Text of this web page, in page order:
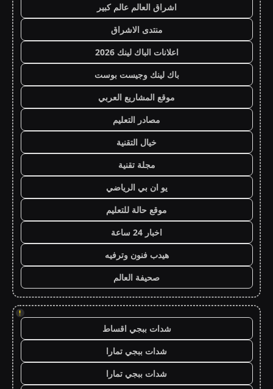
اشراق العالم عالم كبير
منتدى الاشراق
اعلانات الباك لينك 2026
باك لينك وجيست بوست
موقع المشاريع العربي
مصادر التعليم
خيال التقنية
مجلة تقنية
يو ان بي الرياضي
موقع حالة للتعليم
اخبار 24 ساعة
هيدب فنون وترفيه
صحيفة العالم
!
شدات ببجي اقساط
شدات ببجي تمارا
شدات ببجي تمارا